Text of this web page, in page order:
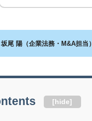
尾 陽（企業法務・M&A担当）
[hide]